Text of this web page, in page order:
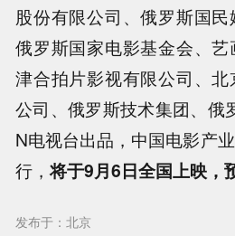
股份有限公司、俄罗斯国民
俄罗斯国家电影基金会、
津合拍片影视有限公司、
公司、俄罗斯技术集团、俄
N电视台出品，中国电影产
行，将于9月6日全国上映，
发布于：北京